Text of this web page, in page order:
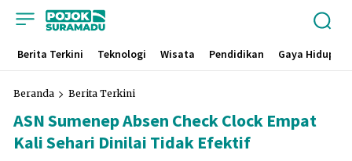
Berita Terkini Teknologi Wisata Pendidikan Gaya Hidup
Beranda Berita Terkini
ASN Sumenep Absen Check Clock Empat
Kali Sehari Dinilai Tidak Efektif